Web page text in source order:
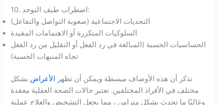
10. اضطراب طيف التوحد:
التحديات الاجتماعية (صعوبة التواصل والتفاعل)
السلوكيات المتكررة أو الاهتمامات المقيدة
الحساسيات الحسية (المبالغة في رد الفعل أو التقليل من رد الفعل
تجاه المنبهات الحسية)
تذكر أن هذه الأوصاف مبسطة ويمكن أن تظهر الأعراض بشكل
مختلف في الأفراد المختلفين. تعتبر حالات الصحة العقلية معقدة
وغالبًا ما تحدث بشكل متزامن ، مما يجعل التشخيص والعلاج عملية